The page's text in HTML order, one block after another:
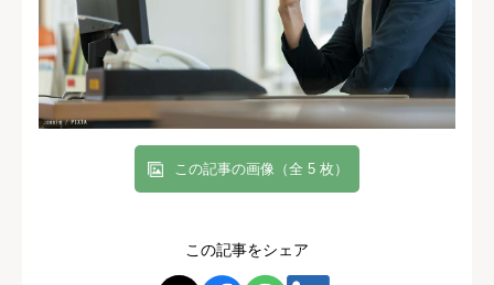
この記事の画像（全 5 枚）
この記事をシェア